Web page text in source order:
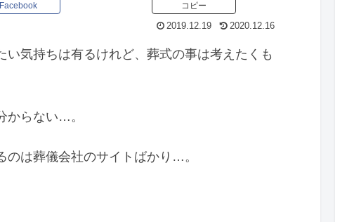
Facebook コピー
2019.12.19 2020.12.16
気持ちは有るけれど、葬式の事は考えたくも
からない…。
のは葬儀会社のサイトばかり…。